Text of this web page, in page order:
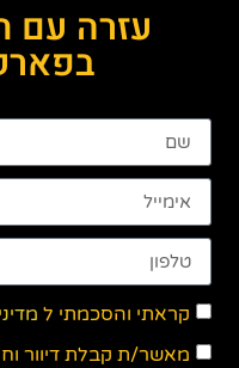
עזרה עם
קראתי והסכמתי ל
מאשר/ת קבלת דיוור